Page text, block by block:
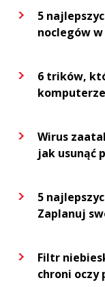
5
noclegów w
6 trików,
Wirus
jak usunąć
5
Zaplanuj
Filtr
chroni oczy